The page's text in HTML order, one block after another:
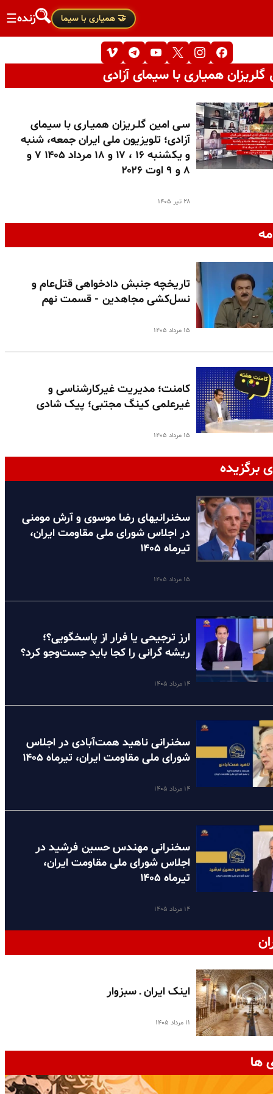
🤝 همیاری با سیما زنده☰
همیاری با سیمای آزادی
سـی امین گلـریزان همیـاری با سیمای
آزادی؛ تلویزیون ملی ایران جمعه، شنبه
و یکشنبه ۱۶ ، ۱۷ و ۱۸ مرداد ۱۴۰۵ ۷ و
۸ و ۹ اوت ۲۰۲۶
۲۸ تیر ۱۴۰۵
تاریخچه جنبش دادخواهی قتل‌عام و
نسل‌کشی مجاهدین - قسمت نهم
۱۵ مرداد ۱۴۰۵
کامنت؛ مدیریت غیرکارشناسی و
غیرعلمی کینگ مجتبی؛ پیک شادی
۱۵ مرداد ۱۴۰۵
برگزیده
سخنرانیهای رضا موسوی و آرش مومنی
در اجلاس شورای ملی مقاومت ایران،
تیرماه ۱۴۰۵
۱۵ مرداد ۱۴۰۵
ارز ترجیحی یا فرار از پاسخگویی؟؛
ریشه گرانی را کجا باید جست‌وجو کرد؟
۱۴ مرداد ۱۴۰۵
سخنرانی ناهید همت‌آبادی در اجلاس
شورای ملی مقاومت ایران، تیرماه ۱۴۰۵
۱۴ مرداد ۱۴۰۵
سخنرانی مهندس حسین فرشید در
اجلاس شورای ملی مقاومت ایران،
تیرماه ۱۴۰۵
۱۴ مرداد ۱۴۰۵
اینک ایران ـ سبزوار
۱۱ مرداد ۱۴۰۵
ها